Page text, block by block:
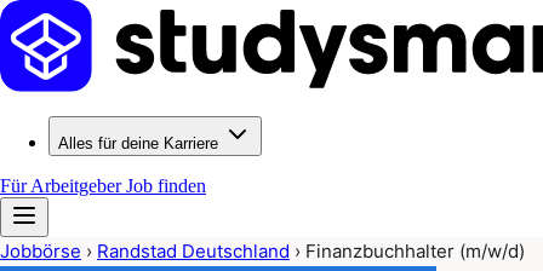
Alles für deine Karriere
Für ArbeitgeberJob finden
Jobbörse › Randstad Deutschland › Finanzbuchhalter (m/w/d)